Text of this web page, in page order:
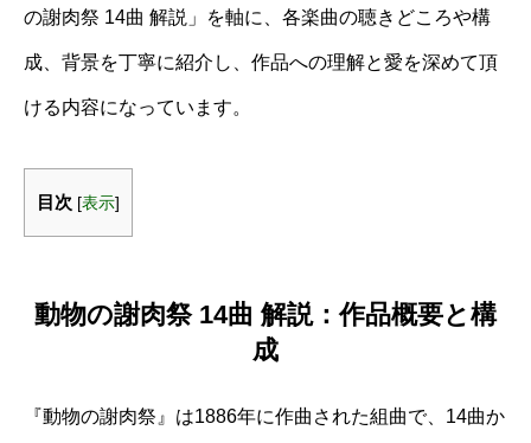
の謝肉祭 14曲 解説」を軸に、各楽曲の聴きどころや構
成、背景を丁寧に紹介し、作品への理解と愛を深めて頂
ける内容になっています。
目次 [表示]
動物の謝肉祭 14曲 解説：作品概要と構
成
『動物の謝肉祭』は1886年に作曲された組曲で、14曲か